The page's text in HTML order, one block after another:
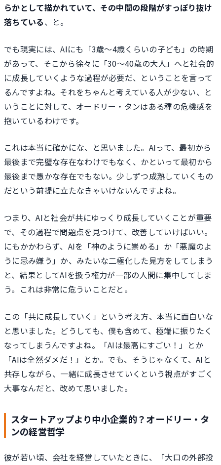
らかとして描かれていて、その中間の段階がすっぽり抜け
落ちている、と。
でも現実には、AIにも「3歳〜4歳くらいの子ども」の時期
があって、そこから徐々に「30〜40歳の大人」へと社会的
に成長していくような過程が必要だ、ということを言って
るんですよね。それをちゃんと考えている人が少ない、と
いうことに対して、オードリー・タンはある種の危機感を
抱いているわけです。
これは本当に確かにな、と思いました。AIって、最初から
最後まで完璧な存在なわけでもなく、かといって最初から
最後まで愚かな存在でもない。少しずつ成熟していくもの
だという前提に立たなきゃいけないんですよね。
つまり、AIと社会が共にゆっくり成長していくことが重要
で、その過程で問題点を見つけて、改善していけばいい。
にもかかわらず、AIを「神のように崇める」か「悪魔のよ
うに忌み嫌う」か、みたいな二極化した見方をしてしまう
と、結果としてAIを扱う権力が一部の人間に集中してしま
う。これは非常に危ういことだと。
この「共に成長していく」という考え方、本当に面白いな
と思いました。どうしても、僕も含めて、極端に振りたく
なってしまうんですよね。「AIは最高にすごい！」とか
「AIは全然ダメだ！」とか。でも、そうじゃなくて、AIと
共存しながら、一緒に成長させていくという視点がすごく
大事なんだと、改めて思いました。
スタートアップより中小企業的？オードリー・タ
ンの経営哲学
彼が若い頃、会社を経営していたときに、「大口の外部投